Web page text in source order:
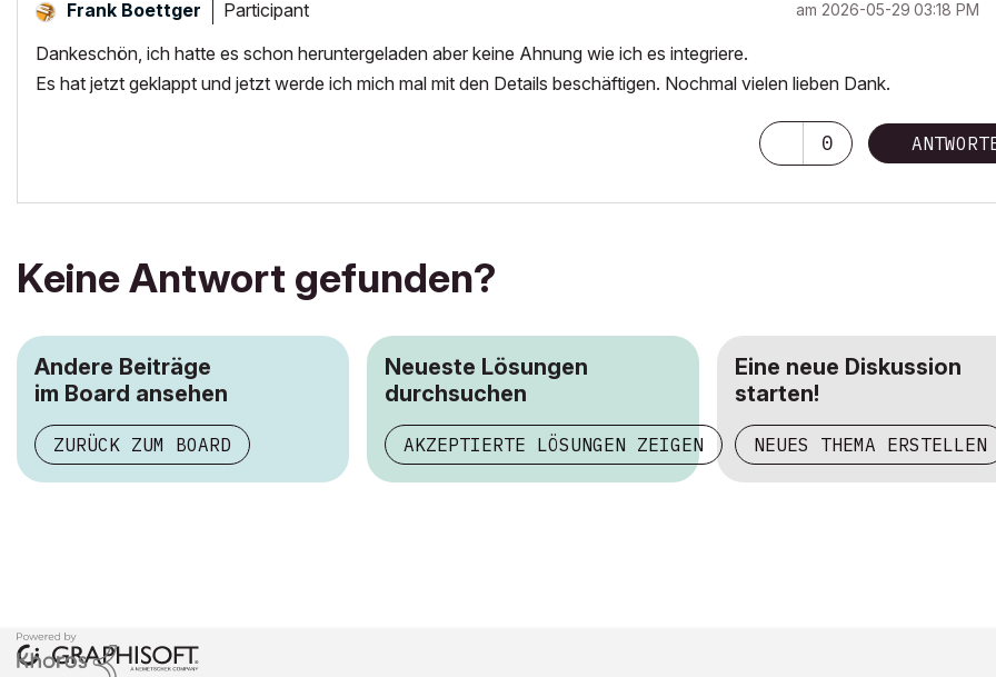
Frank Boettger Participant am ‎2026-05-29 03:18 PM
Dankeschön, ich hatte es schon heruntergeladen aber keine Ahnung wie ich es integriere.
Es hat jetzt geklappt und jetzt werde ich mich mal mit den Details beschäftigen. Nochmal vielen lieben Dank.
0
Keine Antwort gefunden?
Andere Beiträge
im Board ansehen
ZURÜCK ZUM BOARD
Neueste Lösungen
durchsuchen
AKZEPTIERTE LÖSUNGEN ZEIGEN
Eine neue Diskussion
starten!
NEUES THEMA ERSTELLEN